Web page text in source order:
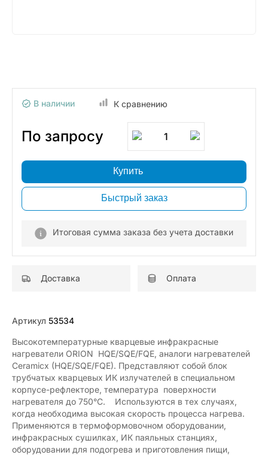
В наличии К сравнению
По запросу 1
Купить
Быстрый заказ
Итоговая сумма заказа без учета доставки
Доставка Оплата
Артикул 53534
Высокотемпературные кварцевые инфракрасные
нагреватели ORION HQE/SQE/FQE, аналоги нагревателей
Ceramicx (HQE/SQE/FQE). Представляют собой блок
трубчатых кварцевых ИК излучателей в специальном
корпусе-рефлекторе, температура поверхности
нагревателя до 750°C. Используются в тех случаях,
когда необходима высокая скорость процесса нагрева.
Применяются в термоформовочном оборудовании,
инфракрасных сушилках, ИК паяльных станциях,
оборудовании для подогрева и приготовления пищи,